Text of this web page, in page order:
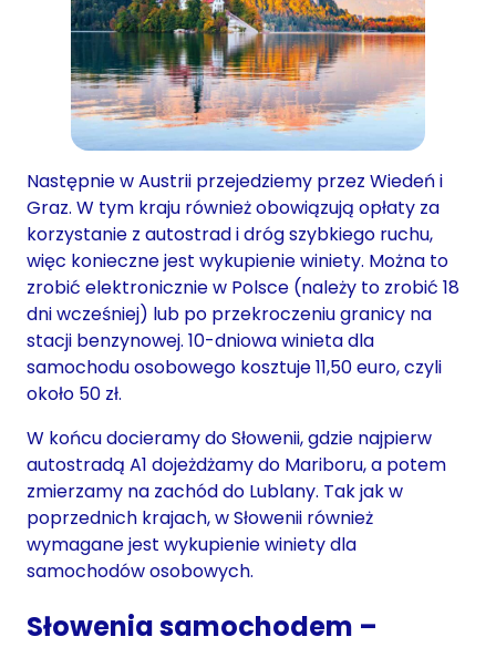
Następnie w Austrii przejedziemy przez Wiedeń i
Graz. W tym kraju również obowiązują opłaty za
korzystanie z autostrad i dróg szybkiego ruchu,
więc konieczne jest wykupienie winiety. Można to
zrobić elektronicznie w Polsce (należy to zrobić 18
dni wcześniej) lub po przekroczeniu granicy na
stacji benzynowej. 10-dniowa winieta dla
samochodu osobowego kosztuje 11,50 euro, czyli
około 50 zł.
W końcu docieramy do Słowenii, gdzie najpierw
autostradą A1 dojeżdżamy do Mariboru, a potem
zmierzamy na zachód do Lublany. Tak jak w
poprzednich krajach, w Słowenii również
wymagane jest wykupienie winiety dla
samochodów osobowych.
Słowenia samochodem –